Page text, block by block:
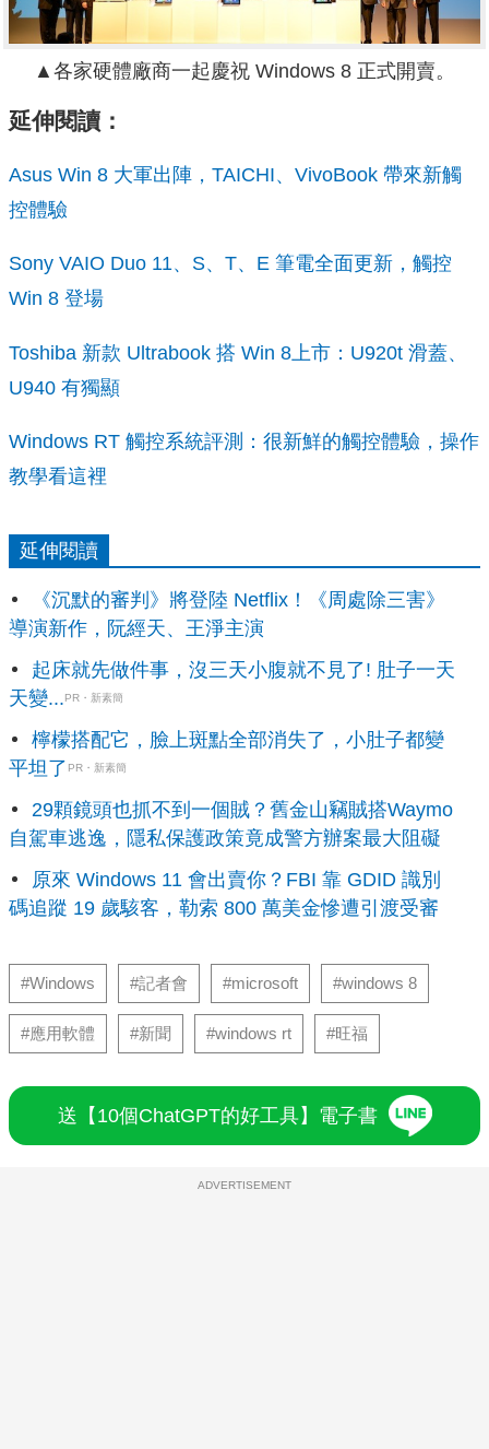
▲各家硬體廠商一起慶祝 Windows 8 正式開賣。
延伸閱讀：
Asus Win 8 大軍出陣，TAICHI、VivoBook 帶來新觸
控體驗
Sony VAIO Duo 11、S、T、E 筆電全面更新，觸控
Win 8 登場
Toshiba 新款 Ultrabook 搭 Win 8上市：U920t 滑蓋、
U940 有獨顯
Windows RT 觸控系統評測：很新鮮的觸控體驗，操作
教學看這裡
延伸閱讀
《沉默的審判》將登陸 Netflix！《周處除三害》
導演新作，阮經天、王淨主演
起床就先做件事，沒三天小腹就不見了! 肚子一天
天變...PR・新素簡
檸檬搭配它，臉上斑點全部消失了，小肚子都變
平坦了 PR・新素簡
29顆鏡頭也抓不到一個賊？舊金山竊賊搭Waymo
自駕車逃逸，隱私保護政策竟成警方辦案最大阻礙
原來 Windows 11 會出賣你？FBI 靠 GDID 識別
碼追蹤 19 歲駭客，勒索 800 萬美金慘遭引渡受審
#Windows #記者會 #microsoft #windows 8
#應用軟體 #新聞 #windows rt #旺福
送【10個ChatGPT的好工具】電子書
ADVERTISEMENT